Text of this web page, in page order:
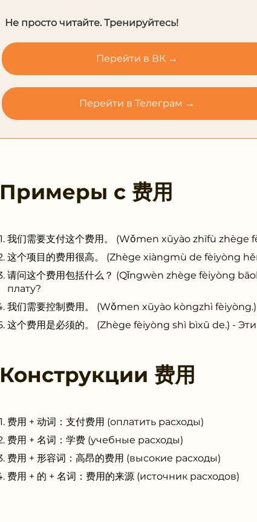
Не просто читайте. Тренируйтесь!
Перейти в ВК →
Перейти в Телеграм →
Примеры с 费用
我们需要支付这个费用。 (Wǒmen xūyào zhīfù
这个项目的费用很高。 (Zhège xiàngmù de fèiyòng
请问这个费用包括什么？ (Qǐngwèn zhège fèiyòng
плату?
我们需要控制费用。 (Wǒmen xūyào kòngzhì
这个费用是必须的。 (Zhège fèiyòng shì bìxū de.) -
Конструкции 费用
费用 + 动词：支付费用 (оплатить расходы)
费用 + 名词：学费 (учебные расходы)
费用 + 形容词：高昂的费用 (высокие расходы)
费用 + 的 + 名词：费用的来源 (источник расходов)